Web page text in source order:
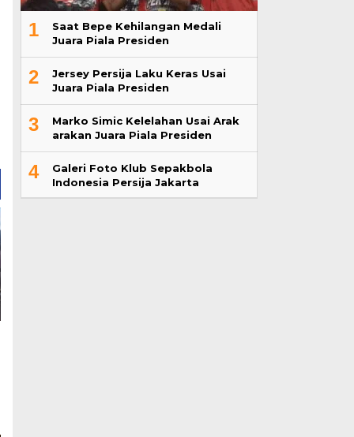
1
Saat Bepe Kehilangan Medali
Juara Piala Presiden
2
Jersey Persija Laku Keras Usai
Juara Piala Presiden
3
Marko Simic Kelelahan Usai Arak
arakan Juara Piala Presiden
4
Galeri Foto Klub Sepakbola
Indonesia Persija Jakarta